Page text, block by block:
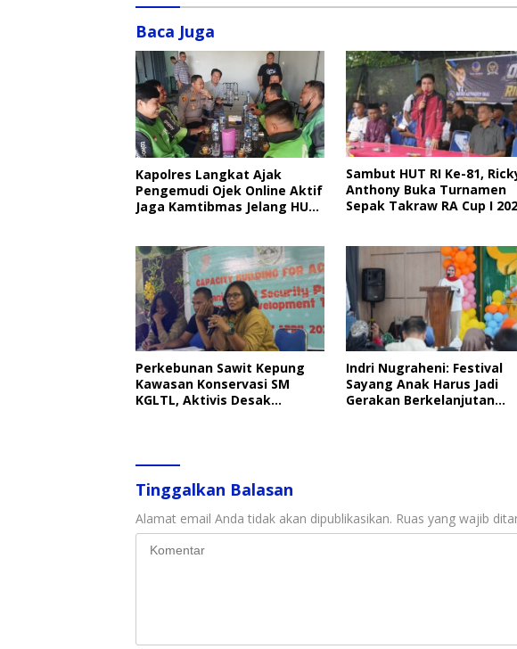
Baca Juga
Kapolres Langkat Ajak
Pengemudi Ojek Online Aktif
Jaga Kamtibmas Jelang HUT
Sambut HUT RI Ke-81,
Anthony Buka Turnamen
Sepak Takraw RA Cup I
Perkebunan Sawit Kepung
Kawasan Konservasi SM
KGLTL, Aktivis Desak
Indri Nugraheni: Festival
Sayang Anak Harus Jadi
Gerakan Berkelanjutan
Tinggalkan Balasan
Alamat email Anda tidak akan dipublikasikan. Ruas yang wajib